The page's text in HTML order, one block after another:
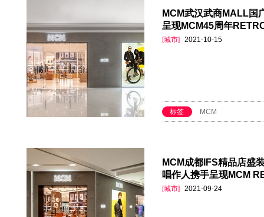
MCM武汉武商MALL国
呈现MCM45周年
[城市] 2021-10-15
标签 MCM
MCM成都IFS精品店盛
唱作人携手呈现MCM
[城市] 2021-09-24